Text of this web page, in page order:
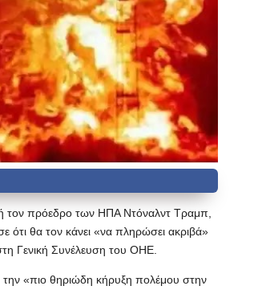
τον πρόεδρο των ΗΠΑ Ντόναλντ Τραμπ,
ότι θα τον κάνει «να πληρώσει ακριβά»
Γενική Συνέλευση του ΟΗΕ.
την «πιο θηριώδη κήρυξη πολέμου στην